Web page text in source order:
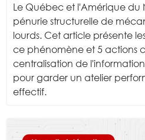
Le Québec et l'Amérique
pénurie structurelle de
lourds. Cet article présente
ce phénomène et 5 actions
centralisation de l'information
pour garder un atelier
effectif.